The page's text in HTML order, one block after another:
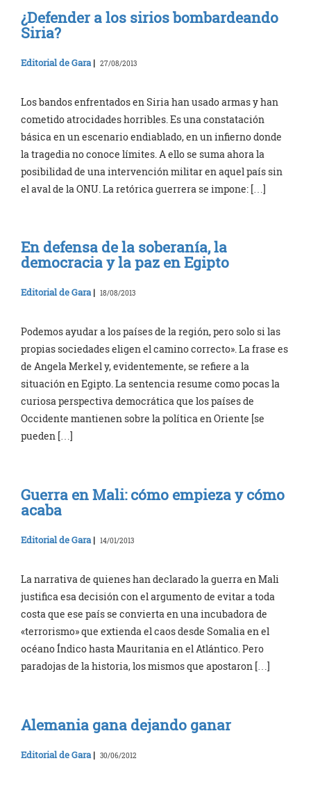
¿Defender a los sirios bombardeando
Siria?
Editorial de Gara | 27/08/2013
Los bandos enfrentados en Siria han usado armas y han
cometido atrocidades horribles. Es una constatación
básica en un escenario endiablado, en un infierno donde
la tragedia no conoce límites. A ello se suma ahora la
posibilidad de una intervención militar en aquel país sin
el aval de la ONU. La retórica guerrera se impone: […]
En defensa de la soberanía, la
democracia y la paz en Egipto
Editorial de Gara| 18/08/2013
Podemos ayudar a los países de la región, pero solo si las
propias sociedades eligen el camino correcto». La frase es
de Angela Merkel y, evidentemente, se refiere a la
situación en Egipto. La sentencia resume como pocas la
curiosa perspectiva democrática que los países de
Occidente mantienen sobre la política en Oriente [se
pueden […]
Guerra en Mali: cómo empieza y cómo
acaba
Editorial de Gara | 14/01/2013
La narrativa de quienes han declarado la guerra en Mali
justifica esa decisión con el argumento de evitar a toda
costa que ese país se convierta en una incubadora de
«terrorismo» que extienda el caos desde Somalia en el
océano Índico hasta Mauritania en el Atlántico. Pero
paradojas de la historia, los mismos que apostaron […]
Alemania gana dejando ganar
Editorial de Gara | 30/06/2012